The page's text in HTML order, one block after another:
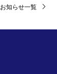
お知らせ一覧